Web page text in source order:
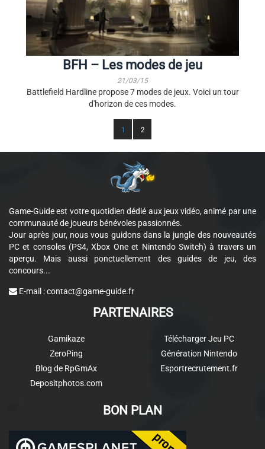
BFH – Les modes de jeu
21/03/15
Battlefield Hardline propose 7 modes de jeux. Voici un tour
d'horizon de ces modes.
1 2
Game-Guide est votre quotidien dédié aux jeux vidéo, animé par une
communauté de joueurs bénévoles passionnés.
Jour après jour, nous vous guidons dans la jungle des nouveautés
PC et consoles (PS4, Xbox One et Nintendo Switch) à travers un
aperçu. Mais aussi ponctuellement des guides de jeu, des
concours...
E-mail :contact@game-guide.fr
PARTENAIRES
Gamikaze
ZeroPing
Blog de RpGmAx
Depositphotos.com
Télécharger Jeu PC
Génération Nintendo
Esportrecrutement.fr
BON PLAN